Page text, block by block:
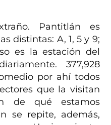
Pantitlán es
distintas: A, 1, 5 y 9;
es la estación del
377,928
por ahí todos
que la visitan
de qué estamos
se repite, además,